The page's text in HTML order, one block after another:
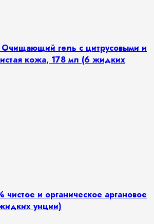
гель с цитрусовыми и
кожа, 178 мл (6 жидких
чистое и органическое аргановое
унции)